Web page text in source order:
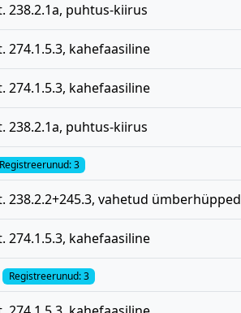
238.2.1a, puhtus-kiirus
274.1.5.3, kahefaasiline
274.1.5.3, kahefaasiline
238.2.1a, puhtus-kiirus
Registreerunud: 3
238.2.2+245.3, vahetud ümberhüpped
274.1.5.3, kahefaasiline
Registreerunud: 3